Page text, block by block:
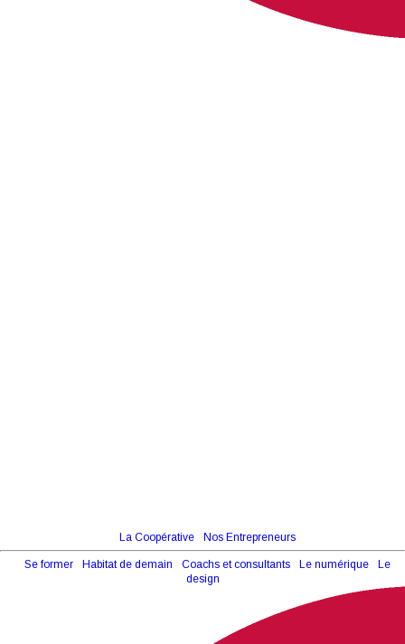
La Coopérative Nos Entrepreneurs
Se former Habitat de demain Coachs et consultants Le numérique
Le
design